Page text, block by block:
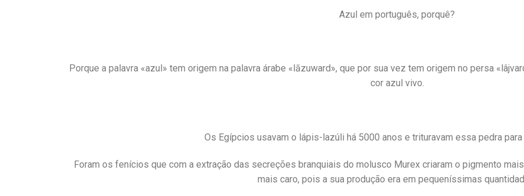
Azul em português, porquê?
Porque a palavra «azul» tem origem na palavra árabe «lāzuward», que por sua vez tem origem no persa
cor azul vivo.
Os Egípcios usavam o lápis-lazúli há 5000 anos e trituravam essa pedra
Foram os fenícios que com a extração das secreções branquiais do molusco Murex criaram o pigmento
mais caro, pois a sua produção era em pequeníssimas